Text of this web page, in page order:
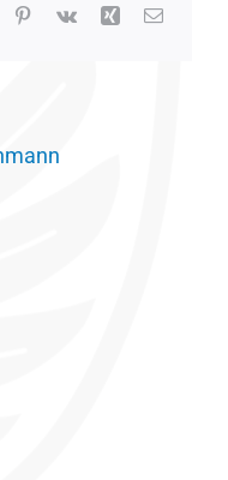
Pinterest
Vk Xing E-